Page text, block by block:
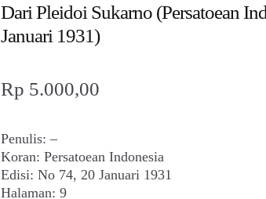
Dari Pleidoi Sukarno (Persatoean
Januari 1931)
Rp 5.000,00
Penulis: –
Koran: Persatoean Indonesia
Edisi: No 74, 20 Januari 1931
Halaman: 9